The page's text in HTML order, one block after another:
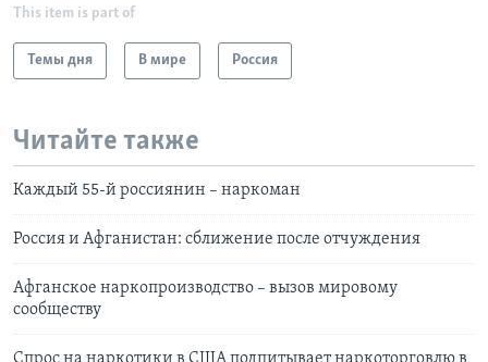
This item is part of
Темы дня В мире Россия
Читайте также
Каждый 55-й россиянин – наркоман
Россия и Афганистан: сближение после отчуждения
Афганское наркопроизводство – вызов мировому
сообществу